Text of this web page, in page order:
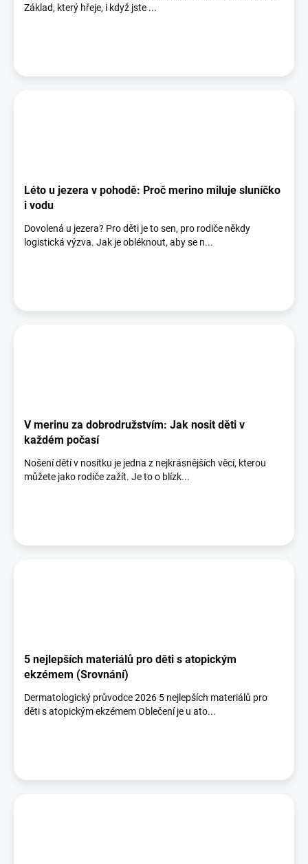
Základ, který hřeje, i když jste ...
Léto u jezera v pohodě: Proč merino miluje sluníčko
i vodu
Dovolená u jezera? Pro děti je to sen, pro rodiče někdy
logistická výzva. Jak je obléknout, aby se n...
V merinu za dobrodružstvím: Jak nosit děti v
každém počasí
Nošení dětí v nosítku je jedna z nejkrásnějších věcí, kterou
můžete jako rodiče zažít. Je to o blízk...
5 nejlepších materiálů pro děti s atopickým
ekzémem (Srovnání)
Dermatologický průvodce 2026 5 nejlepších materiálů pro
děti s atopickým ekzémem Oblečení je u ato...